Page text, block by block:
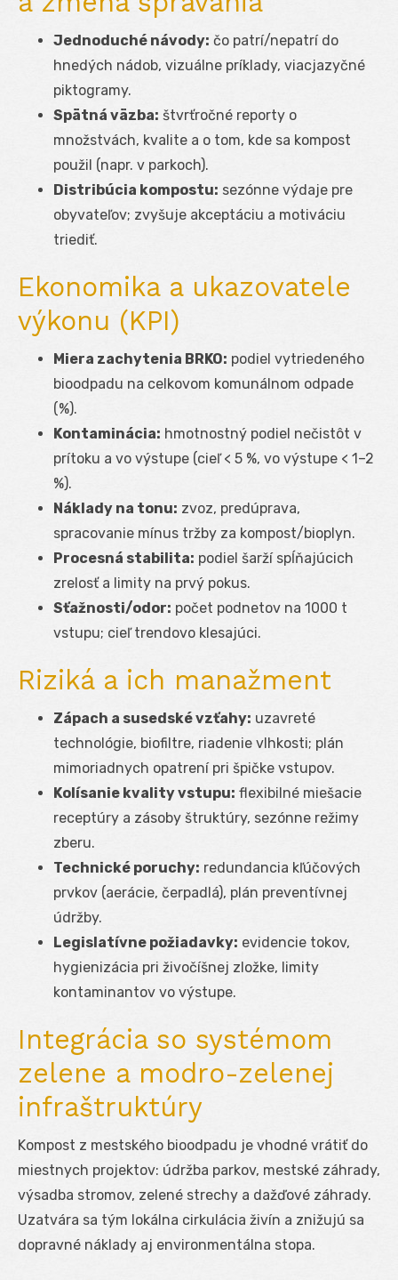
Jednoduché návody: čo patrí/nepatrí do
hnedých nádob, vizuálne príklady, viacjazyčné
piktogramy.
Spätná väzba: štvrťročné reporty o
množstvách, kvalite a o tom, kde sa kompost
použil (napr. v parkoch).
Distribúcia kompostu: sezónne výdaje pre
obyvateľov; zvyšuje akceptáciu a motiváciu
triediť.
Ekonomika a ukazovatele
výkonu (KPI)
Miera zachytenia BRKO: podiel vytriedeného
bioodpadu na celkovom komunálnom odpade
(%).
Kontaminácia: hmotnostný podiel nečistôt v
prítoku a vo výstupe (cieľ < 5 %, vo výstupe < 1–2
%).
Náklady na tonu: zvoz, predúprava,
spracovanie mínus tržby za kompost/bioplyn.
Procesná stabilita: podiel šarží spĺňajúcich
zrelosť a limity na prvý pokus.
Sťažnosti/odor: počet podnetov na 1000 t
vstupu; cieľ trendovo klesajúci.
Riziká a ich manažment
Zápach a susedské vzťahy: uzavreté
technológie, biofiltre, riadenie vlhkosti; plán
mimoriadnych opatrení pri špičke vstupov.
Kolísanie kvality vstupu: flexibilné miešacie
receptúry a zásoby štruktúry, sezónne režimy
zberu.
Technické poruchy: redundancia kľúčových
prvkov (aerácie, čerpadlá), plán preventívnej
údržby.
Legislatívne požiadavky: evidencie tokov,
hygienizácia pri živočíšnej zložke, limity
kontaminantov vo výstupe.
Integrácia so systémom
zelene a modro-zelenej
infraštruktúry
Kompost z mestského bioodpadu je vhodné vrátiť do
miestnych projektov: údržba parkov, mestské záhrady,
výsadba stromov, zelené strechy a dažďové záhrady.
Uzatvára sa tým lokálna cirkulácia živín a znižujú sa
dopravné náklady aj environmentálna stopa.